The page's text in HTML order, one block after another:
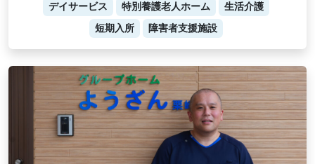
デイサービス 特別養護老人ホーム
生活介護
短期入所
障害者支援施設